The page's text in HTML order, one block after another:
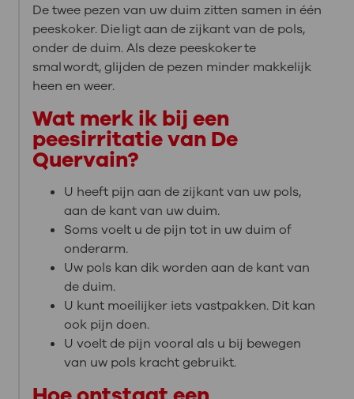
De twee pezen van uw duim zitten samen in één
peeskoker. Die ligt aan de zijkant van de pols,
onder de duim. Als deze peeskoker te
smal wordt, glijden de pezen minder makkelijk
heen en weer.
Wat merk ik bij een
peesirritatie van De
Quervain?
U heeft pijn aan de zijkant van uw pols,
aan de kant van uw duim.
Soms voelt u de pijn tot in uw duim of
onderarm.
Uw pols kan dik worden aan de kant van
de duim.
U kunt moeilijker iets vastpakken. Dit kan
ook pijn doen.
U voelt de pijn vooral als u bij bewegen
van uw pols kracht gebruikt.